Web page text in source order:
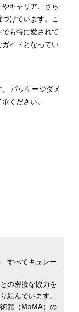
キャリア、さら
けています。こ
も特に愛されて
イドとなってい
パッケージダメ
ください。
すべてキュレー
の密接な協力を
組んでいます。
館（MoMA）の